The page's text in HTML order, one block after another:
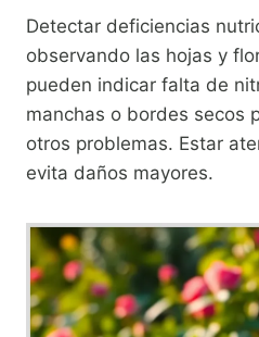
Detectar deficiencias
observando las hojas y
pueden indicar falta de
manchas o bordes secos
otros problemas. Estar
evita daños mayores.